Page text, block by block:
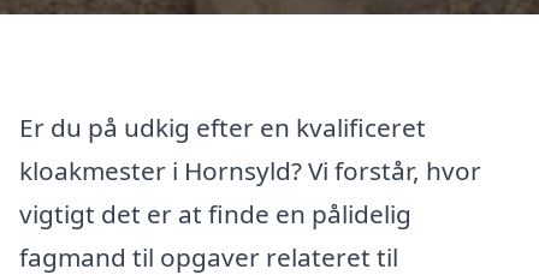
Er du på udkig efter en kvalificeret
kloakmester i Hornsyld? Vi forstår, hvor
vigtigt det er at finde en pålidelig
fagmand til opgaver relateret til